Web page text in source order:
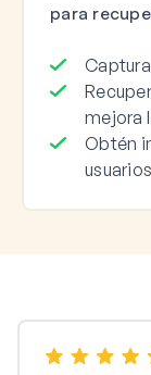
para
mejora
Obtén